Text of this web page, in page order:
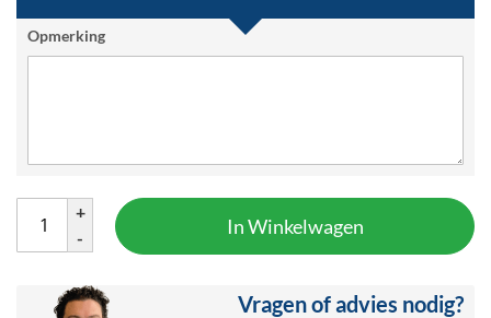
Vragen of advies nodig?
Opmerking
+
-
In Winkelwagen